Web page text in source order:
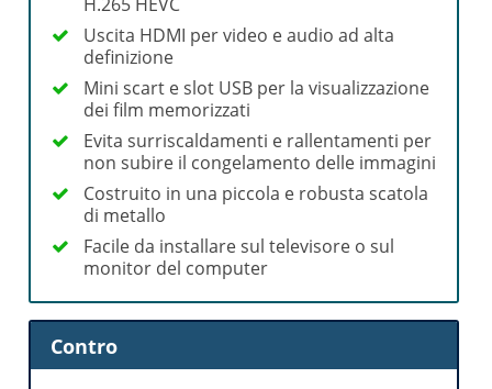
Uscita HDMI per video e audio ad alta
definizione
Mini scart e slot USB per la visualizzazione
dei film memorizzati
Evita surriscaldamenti e rallentamenti per
non subire il congelamento delle immagini
Costruito in una piccola e robusta scatola
di metallo
Facile da installare sul televisore o sul
monitor del computer
Contro